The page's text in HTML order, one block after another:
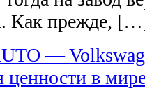
Как прежде,
—
ценности в